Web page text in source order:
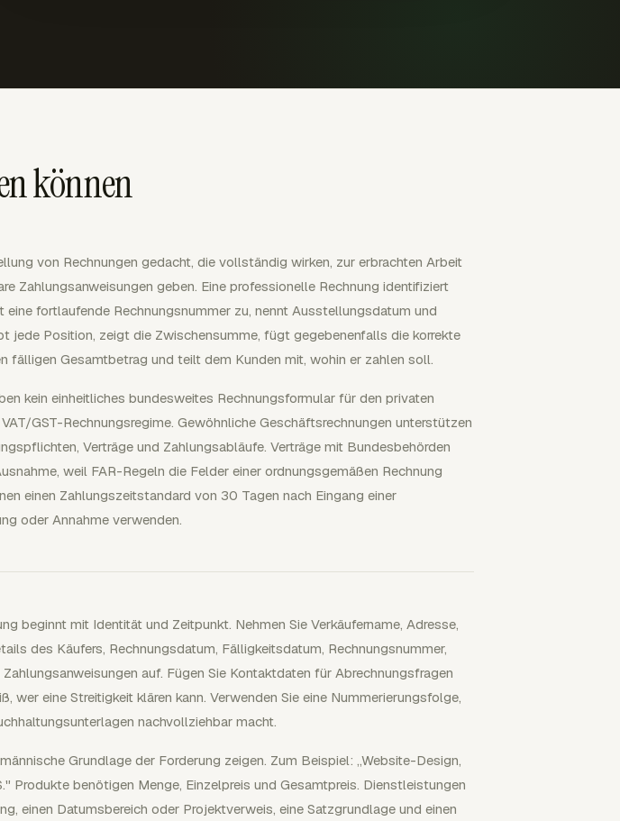
können
von Rechnungen gedacht, die vollständig wirken, zur erbrachten Arbeit
Zahlungsanweisungen geben. Eine professionelle Rechnung identifiziert
eine fortlaufende Rechnungsnummer zu, nennt Ausstellungsdatum und
jede Position, zeigt die Zwischensumme, fügt gegebenenfalls die korrekte
fälligen Gesamtbetrag und teilt dem Kunden mit, wohin er zahlen soll.
kein einheitliches bundesweites Rechnungsformular für den privaten
GST-Rechnungsregime. Gewöhnliche Geschäftsrechnungen unterstützen
Verträge und Zahlungsabläufe. Verträge mit Bundesbehörden
weil FAR-Regeln die Felder einer ordnungsgemäßen Rechnung
einen Zahlungszeitstandard von 30 Tagen nach Eingang einer
oder Annahme verwenden.
beginnt mit Identität und Zeitpunkt. Nehmen Sie Verkäufername, Adresse,
des Käufers, Rechnungsdatum, Fälligkeitsdatum, Rechnungsnummer,
auf. Fügen Sie Kontaktdaten für Abrechnungsfragen
wer eine Streitigkeit klären kann. Verwenden Sie eine Nummerierungsfolge,
nachvollziehbar macht.
Grundlage der Forderung zeigen. Zum Beispiel: „Website-Design,
Produkte benötigen Menge, Einzelpreis und Gesamtpreis. Dienstleistungen
einen Datumsbereich oder Projektverweis, eine Satzgrundlage und einen